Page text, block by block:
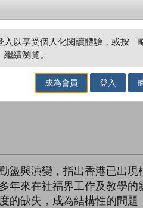
試閲 加入閱讀紀
入／閱讀電子書
盪與演變，指出香港已出
來在社福界工作及教學
缺失，成為結構性的問
入以享受個人化閱讀體驗，或按「
繼續瀏覽。
成為會員 登入